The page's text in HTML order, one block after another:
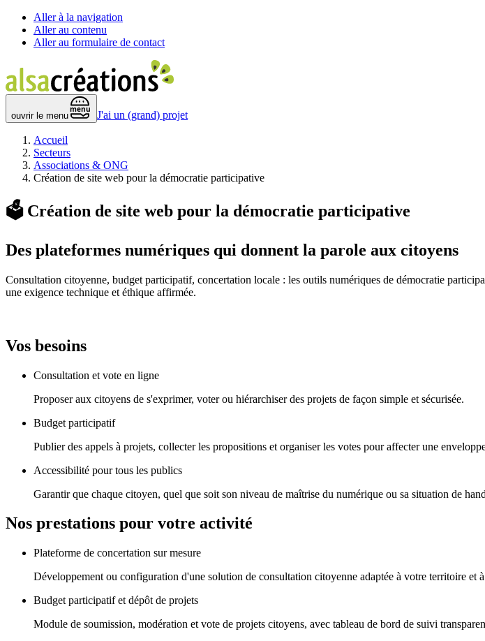
Aller à la navigation
Aller au contenu
Aller au formulaire de contact
ouvrir le menu
menu
J'ai un (grand) projet
Accueil
Secteurs
Associations & ONG
Création de site web pour la démocratie participative
🗳️Création de site web pour la démocratie participative
Des plateformes numériques qui donnent la parole aux citoyens
Consultation citoyenne, budget participatif, concertation locale : les outils numériques de démocratie
une exigence technique et éthique affirmée.
Vos besoins
Consultation et vote en ligne
Proposer aux citoyens de s'exprimer, voter ou hiérarchiser des projets de façon simple et sécurisée.
Budget participatif
Publier des appels à projets, collecter les propositions et organiser les votes pour affecter une
Accessibilité pour tous les publics
Garantir que chaque citoyen, quel que soit son niveau de maîtrise du numérique ou sa situation de
Nos prestations pour votre activité
Plateforme de concertation sur mesure
Développement ou configuration d'une solution de consultation citoyenne adaptée à votre territoire et
Budget participatif et dépôt de projets
Module de soumission, modération et vote de projets citoyens, avec tableau de bord de suivi